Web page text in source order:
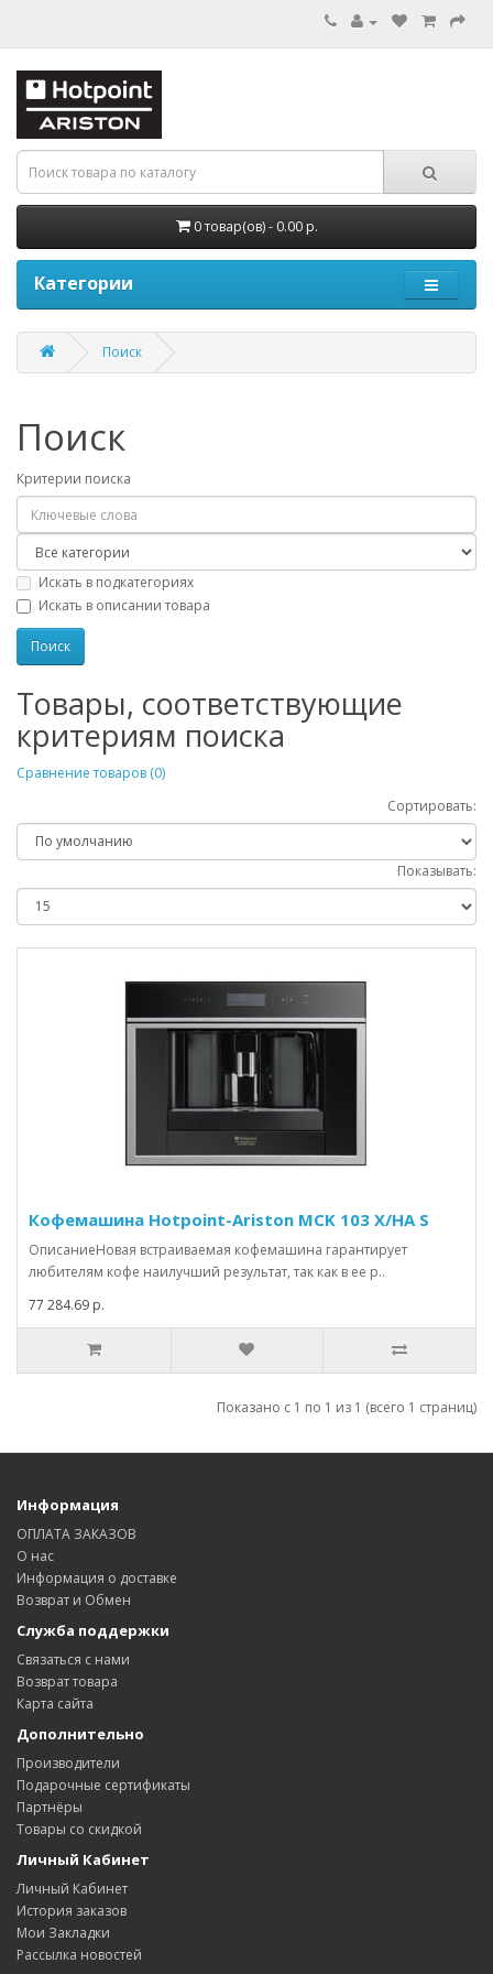
0 товар(ов) - 0.00 р.
Категории
Поиск
Поиск
Критерии поиска
Искать в подкатегориях
Искать в описании товара
Товары, соответствующие
критериям поиска
Сравнение товаров (0)
Сортировать:
Показывать:
Кофемашина Hotpoint-Ariston MCK 103 X/HA S
ОписаниеНовая встраиваемая кофемашина гарантирует
любителям кофе наилучший результат, так как в ее р..
77 284.69 р.
Показано с 1 по 1 из 1 (всего 1 страниц)
Информация
ОПЛАТА ЗАКАЗОВ
О нас
Информация о доставке
Возврат и Обмен
Служба поддержки
Связаться с нами
Возврат товара
Карта сайта
Дополнительно
Производители
Подарочные сертификаты
Партнёры
Товары со скидкой
Личный Кабинет
Личный Кабинет
История заказов
Мои Закладки
Рассылка новостей